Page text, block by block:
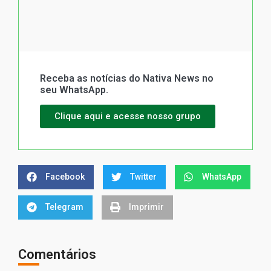
Receba as notícias do Nativa News no
seu WhatsApp.
Clique aqui e acesse nosso grupo
Facebook Twitter WhatsApp
Telegram Imprimir
Comentários